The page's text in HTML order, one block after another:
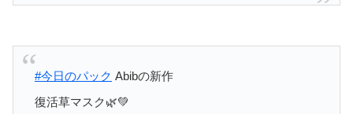
#今日のパック Abibの新作
復活草マスク🌿💚